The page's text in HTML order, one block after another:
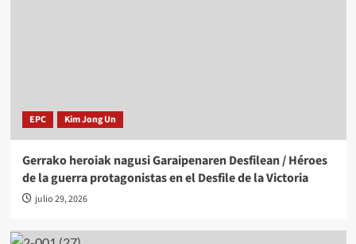
EPC Kim Jong Un
Gerrako heroiak nagusi Garaipenaren Desfilean / Héroes
de la guerra protagonistas en el Desfile de la Victoria
julio 29, 2026